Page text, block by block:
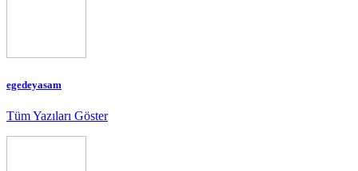
egedeyasam
Tüm Yazıları Göster